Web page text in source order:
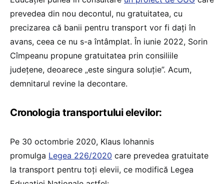
prevedea din nou decontul, nu gratuitatea, cu
precizarea că banii pentru transport vor fi dați în
avans, ceea ce nu s-a întâmplat. În iunie 2022, Sorin
Cîmpeanu propune gratuitatea prin consiliile
județene, deoarece „este singura soluţie”. Acum,
demnitarul revine la decontare.
Cronologia transportului elevilor:
Pe 30 octombrie 2020, Klaus Iohannis
promulga Legea 226/2020 care prevedea gratuitate
la transport pentru toți elevii, ce modifică Legea